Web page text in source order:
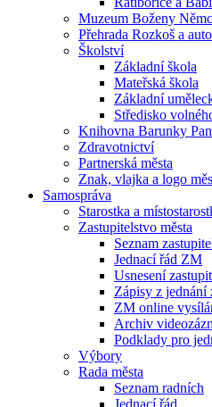
Muzeum Boženy
Přehrada Rozkoš a
Školství
Základní škola
Mateřská škola
Základní
Středisko
Knihovna Barunky
Zdravotnictví
Partnerská města
Znak, vlajka a logo
Samospráva
Starostka a
Zastupitelstvo města
Seznam
Jednací řád ZM
Usnesení
Zápisy z jednání
ZM online
Archiv
Podklady pro
Výbory
Rada města
Seznam radních
Jednací řád